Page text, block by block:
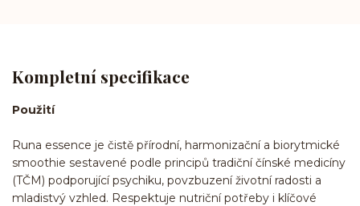
Kompletní specifikace
Použití
Runa essence je čistě přírodní, harmonizační a biorytmické
smoothie sestavené podle principů tradiční čínské medicíny
(TČM) podporující psychiku, povzbuzení životní radosti a
mladistvý vzhled. Respektuje nutriční potřeby i klíčové